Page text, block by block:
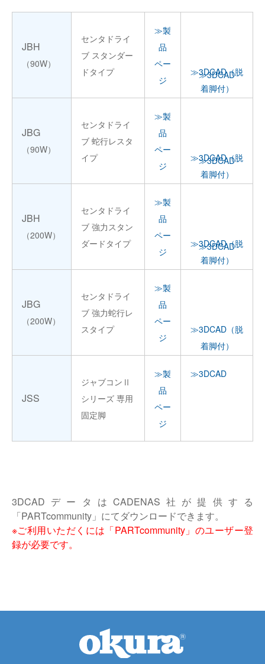
バーチカル装置（垂直搬送機）
周辺機器
沿革
オークラの取組み
JBH
（90W）
センタドライ
ブ スタンダー
ドタイプ
≫製
品
ペー
ジ
≫3DCAD（脱
着脚付）
JBG
（90W）
センタドライ
ブ 蛇行レスタ
イプ
≫製
品
ペー
ジ
≫3DCAD
≫3DCAD（脱
着脚付）
JBH
（200W）
センタドライ
ブ 強力スタン
ダードタイプ
≫製
品
ペー
ジ
≫3DCAD
≫3DCAD（脱
着脚付）
JBG
（200W）
センタドライ
ブ 強力蛇行レ
スタイプ
≫製
品
ペー
ジ
≫3DCAD
≫3DCAD（脱
着脚付）
JSS
ジャブコンⅡ
シリーズ 専用
固定脚
≫製
品
ペー
ジ
≫3DCAD
3DCADデータはCADENAS社が提供する
「PARTcommunity」にてダウンロードできます。
※ご利用いただくには「PARTcommunity」のユーザー登
録が必要です。